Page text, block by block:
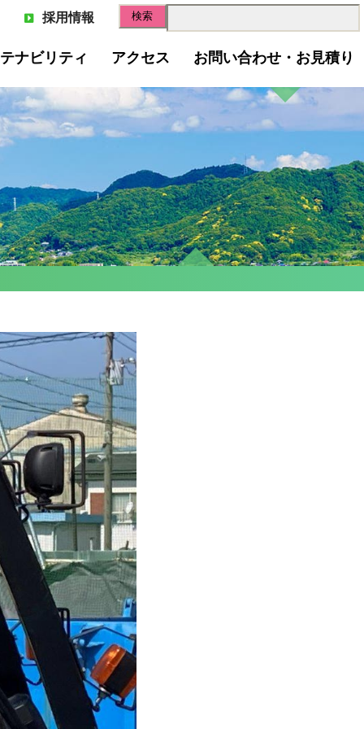
ゴミのリサイクル
電子マニフェ
ストで
廃棄物の一元
管理
ナビリティ アクセス お問い合わせ・お見積り
採用情報